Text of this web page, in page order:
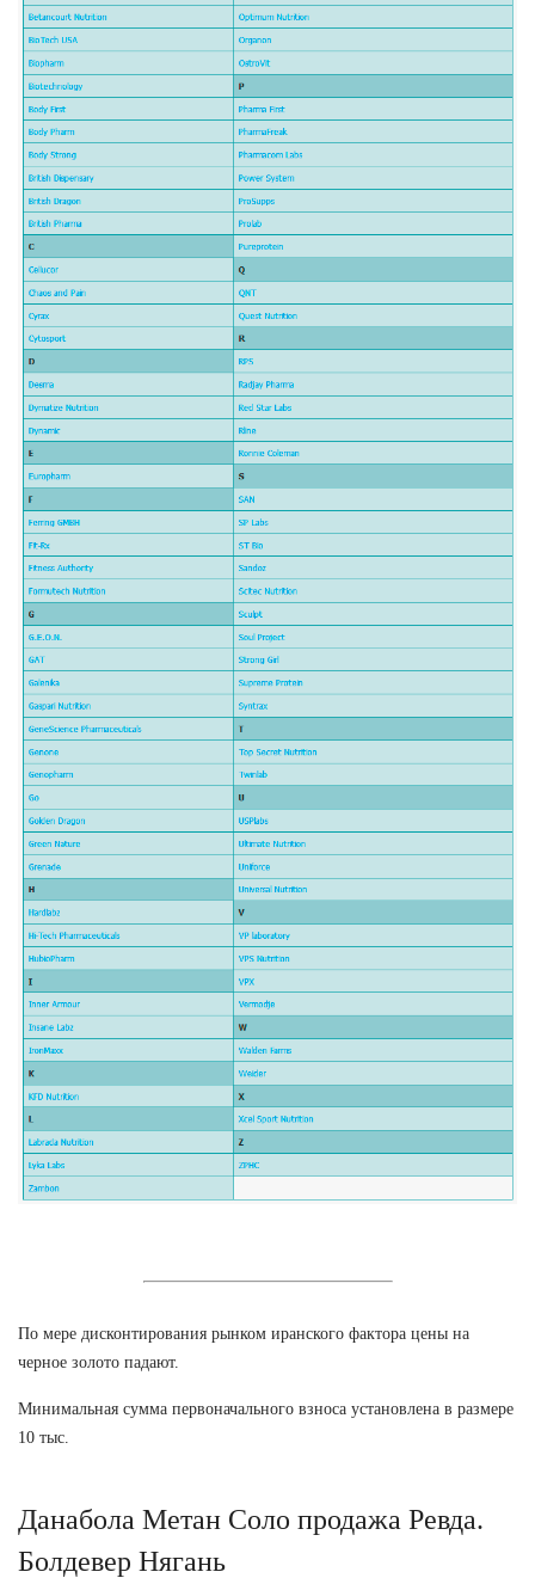
По мере дисконтирования рынком иранского фактора цены на
черное золото падают.
Минимальная сумма первоначального взноса установлена в размере
10 тыс.
Данабола Метан Соло продажа Ревда.
Болдевер Нягань